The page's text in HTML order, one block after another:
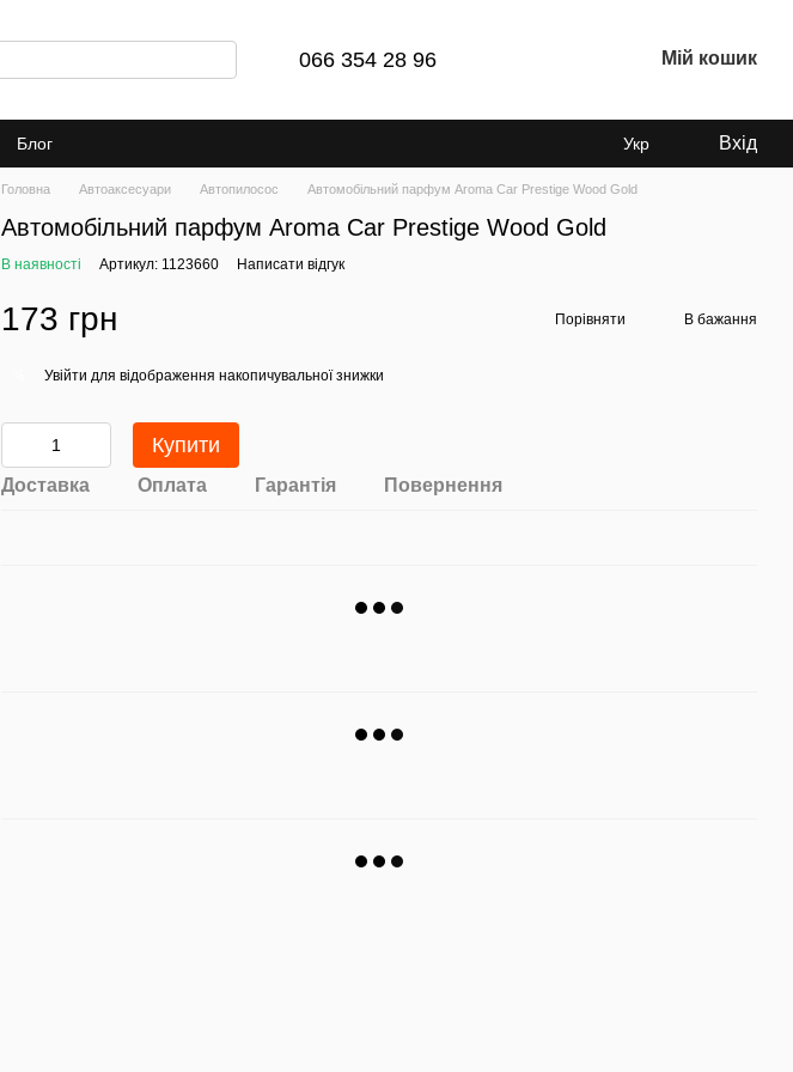
066 354 28 96 Мій кошик
Блог Укр Вхід
Головна Автоаксесуари Автопилосос Автомобільний парфум Aroma Car Prestige Wood Gold
Автомобільний парфум Aroma Car Prestige Wood Gold
В наявності Артикул: 1123660 Написати відгук
173 грн Порівняти В бажання
Увійти для відображення накопичувальної знижки
Купити
Доставка Оплата Гарантія Повернення